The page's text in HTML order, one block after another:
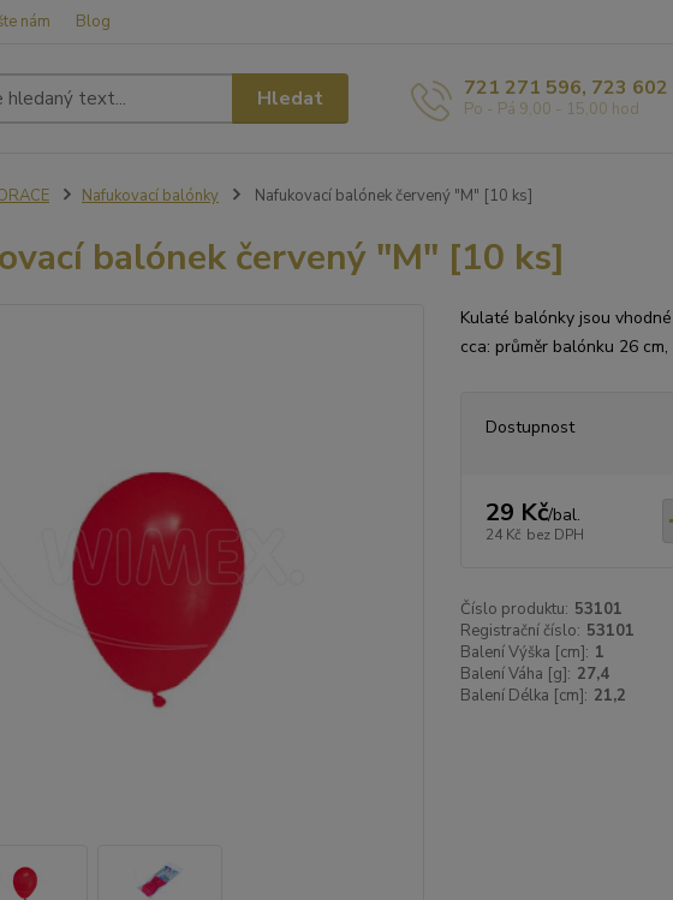
nám Blog
Hledat 721 271 596, 723 602
Po - Pá 9,00 - 15,00 hod
Nafukovací balónky Nafukovací balónek červený "M" [10 ks]
balónek červený "M" [10 ks]
Kulaté balónky jsou
cca: průměr balónku 26
Dostupnost
29 Kč/bal.
24 Kč bez DPH
Číslo produktu: 53101
Registrační číslo: 53101
Balení Výška [cm]: 1
Balení Váha [g]: 27,4
Balení Délka [cm]: 21,2